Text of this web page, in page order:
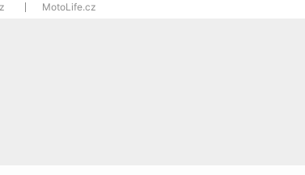
MotoLife.cz